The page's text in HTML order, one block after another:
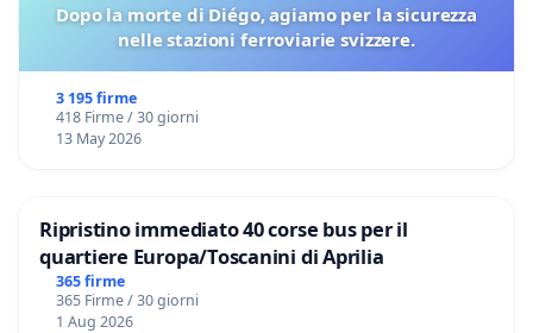
Dopo la morte di Diégo, agiamo per la sicurezza
nelle stazioni ferroviarie svizzere.
3 195 firme
418 Firme / 30 giorni
13 May 2026
Ripristino immediato 40 corse bus per il
quartiere Europa/Toscanini di Aprilia
365 firme
365 Firme / 30 giorni
1 Aug 2026